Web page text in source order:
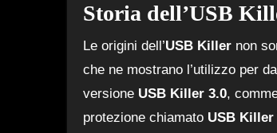
Storia dell’USB
Le origini dell’USB Killer non
che ne mostrano l’utilizzo per
versione USB Killer 3.0,
protezione chiamato USB Killer